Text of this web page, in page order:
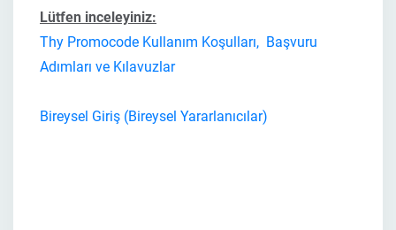
Lütfen inceleyiniz:
Thy Promocode Kullanım Koşulları, Başvuru
Adımları ve Kılavuzlar
Bireysel Giriş (Bireysel Yararlanıcılar)